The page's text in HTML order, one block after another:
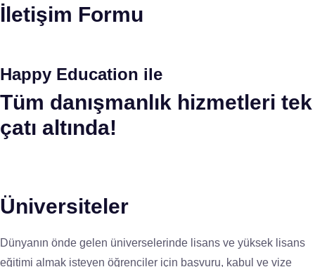
İletişim Formu
Happy Education ile
Tüm danışmanlık hizmetleri tek
çatı altında!
Üniversiteler
Dünyanın önde gelen üniverselerinde lisans ve yüksek lisans
eğitimi almak isteyen öğrenciler için başvuru, kabul ve vize